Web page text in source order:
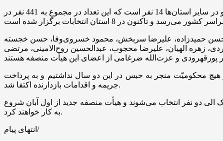
نماینده رئیس قوه قضاییه افزود: براساس قانون، اعضای هیأت منصفه در مهرماه انتخاب می‌شوند که تعداد این اعضاء در تهران 21 نفر و در سایر استان‌ها 14 نفر است که این تعداد در مجموع به 441 نفر در
حسن حمیدزاده، علیرضا سربخش، محمود خسروی‌وفا، حسن خجسته
زهره الهیان، علیرضا محجوب، عبدالحسین روح‌الامینی، مرتضی
که از این تعداد 133 مورد به استان تهران مرتبط است و هیچ محکومیّت منجر به حبس در این دو سال نداشتیم و به پرداخت
جریمه و اقدامات بازدارنده اکتفا شد.
منصفه شرکت کنند و از هر صنف یک الی دو نفر انتخاب می‌شوند و هیأت منصفه جدید از اول آبان شروع
به کار خواهند کرد.
انتهای پیام/